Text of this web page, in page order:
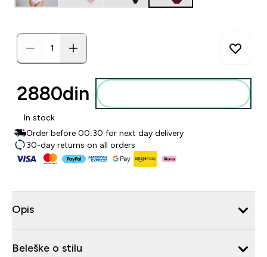
2880din‎
In stock
Order before 00:30 for next day delivery
30-day returns on all orders
Opis
Beleške o stilu